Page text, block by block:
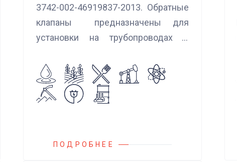
3742-002-46919837-2013. Обратные
клапаны предназначены для
установки на трубопроводах с
потока нейтральных и агрессивных
жидкостей, эмульсий, суспензий и
пропуска их в прямом
ПОДРОБНЕЕ